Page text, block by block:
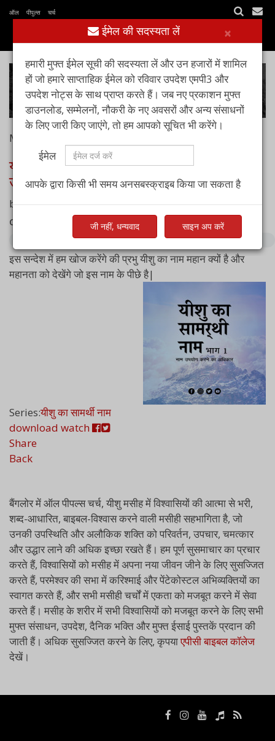
ऑल पीपुल्स चर्च
May 03, 2020
यीशु का सामर्थी नाम: भाग-1 : नाम, सभी नामों के
ऊपर
byपास्टर आशीष रायचूर
Complete sermon audio:
इस सन्देश में हम खोज करेंगे की प्रभु यीशु का नाम महान क्यों है और
महानता को देखेंगे जो इस नाम के पीछे है|
Series:यीशु का सामर्थी नाम
download watch
Share
Back
बैंगलोर में ऑल पीपल्स चर्च, यीशु मसीह में विश्वासियों की आत्मा से भरी,
शब्द-आधारित, बाइबल-विश्वास करने वाली मसीही सहभागिता है, जो
उनकी उपस्थिति और अलौकिक शक्ति को परिवर्तन, उपचार, चमत्कार
और उद्धार लाने की अधिक इच्छा रखते हैं। हम पूर्ण सुसमाचार का प्रचार
करते हैं, विश्वासियों को मसीह में अपना नया जीवन जीने के लिए सुसज्जित
करते हैं, परमेश्वर की सभा में करिश्माई और पेंटेकोस्टल अभिव्यक्तियों का
स्वागत करते हैं, और सभी मसीही चर्चों में एकता को मजबूत करने में सेवा
करते हैं। मसीह के शरीर में सभी विश्वासियों को मजबूत करने के लिए सभी
मुफ्त संसाधन, उपदेश, दैनिक भक्ति और मुफ्त ईसाई पुस्तकें प्रदान की
जाती हैं। अधिक सुसज्जित करने के लिए, कृपयाएपीसी बाइबल कॉलेज
देखें।
×
ईमेल की सदस्यता लें
हमारी मुफ्त ईमेल सूची की सदस्यता लें और उन हजारों में शामिल
हों जो हमारे साप्ताहिक ईमेल को रविवार उपदेश एमपी3 और
उपदेश नोट्स के साथ प्राप्त करते हैं। जब नए प्रकाशन मुफ्त
डाउनलोड, सम्मेलनों, नौकरी के नए अवसरों और अन्य संसाधनों
के लिए जारी किए जाएंगे, तो हम आपको सूचित भी करेंगे।
ईमेल
आपके द्वारा किसी भी समय अनसबस्क्राइब किया जा सकता है
जी नहीं, धन्यवाद साइन अप करें